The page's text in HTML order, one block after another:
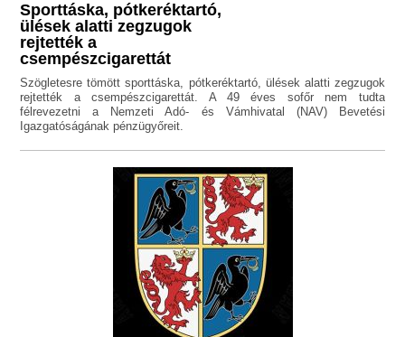
Sporttáska, pótkeréktartó,
ülések alatti zegzugok
rejtették a
csempészcigarettát
Szögletesre tömött sporttáska, pótkeréktartó, ülések alatti zegzugok
rejtették a csempészcigarettát. A 49 éves sofőr nem tudta
félrevezetni a Nemzeti Adó- és Vámhivatal (NAV) Bevetési
Igazgatóságának pénzügyőreit.